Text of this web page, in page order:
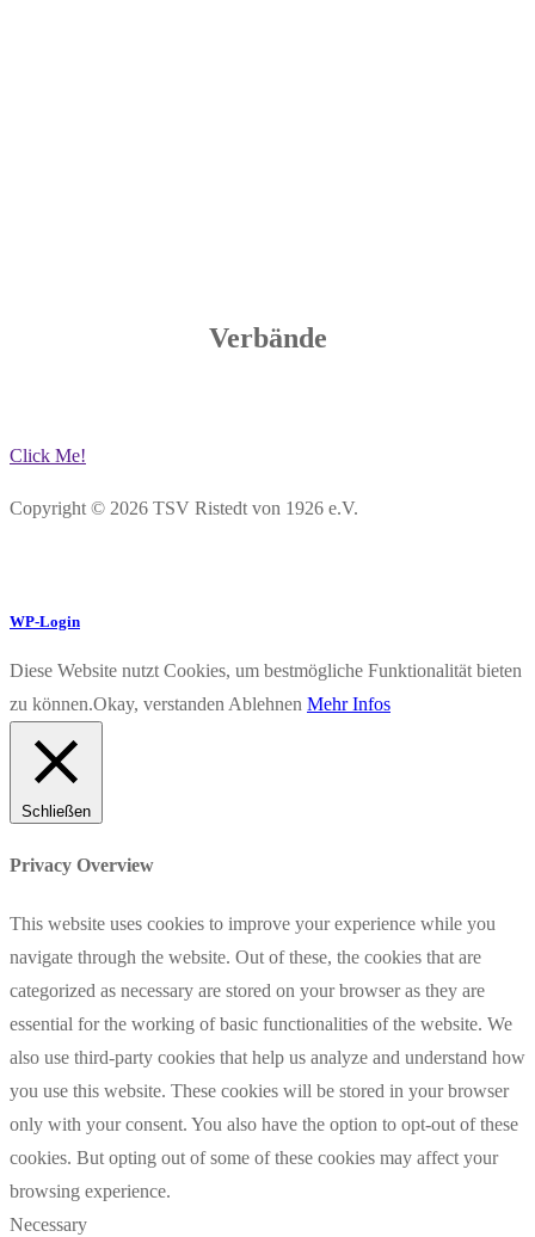
Verbände
Click Me!
Copyright © 2026 TSV Ristedt von 1926 e.V.
WP-Login
Diese Website nutzt Cookies, um bestmögliche Funktionalität bieten
zu können.Okay, verstanden Ablehnen Mehr Infos
Schließen
Privacy Overview
This website uses cookies to improve your experience while you
navigate through the website. Out of these, the cookies that are
categorized as necessary are stored on your browser as they are
essential for the working of basic functionalities of the website. We
also use third-party cookies that help us analyze and understand how
you use this website. These cookies will be stored in your browser
only with your consent. You also have the option to opt-out of these
cookies. But opting out of some of these cookies may affect your
browsing experience.
Necessary